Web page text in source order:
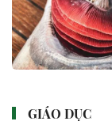
GIÁO DỤC